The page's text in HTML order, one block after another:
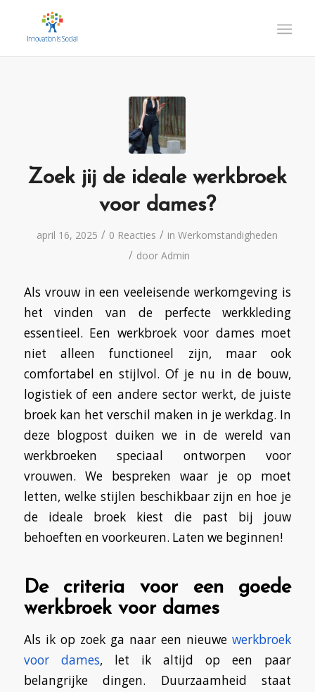
Zoek jij de ideale werkbroek
voor dames?
april 16, 2025 / 0 Reacties / inWerkomstandigheden
/ door Admin
Als vrouw in een veeleisende werkomgeving is
het vinden van de perfecte werkkleding
essentieel. Een werkbroek voor dames moet
niet alleen functioneel zijn, maar ook
comfortabel en stijlvol. Of je nu in de bouw,
logistiek of een andere sector werkt, de juiste
broek kan het verschil maken in je werkdag. In
deze blogpost duiken we in de wereld van
werkbroeken speciaal ontworpen voor
vrouwen. We bespreken waar je op moet
letten, welke stijlen beschikbaar zijn en hoe je
de ideale broek kiest die past bij jouw
behoeften en voorkeuren. Laten we beginnen!
De criteria voor een goede
werkbroek voor dames
Als ik op zoek ga naar een nieuwewerkbroek
voor dames, let ik altijd op een paar
belangrijke dingen. Duurzaamheid staat